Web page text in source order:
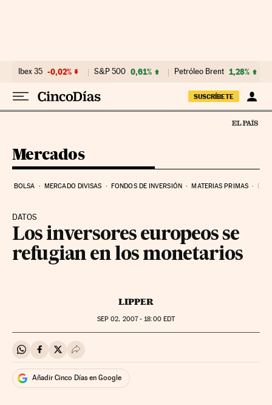
Ibex 35 -0,02% S&P 500 0,61% Petróleo Brent 1,28%
SUSCRÍBETE
Mercados
BOLSA MERCADO DIVISAS FONDOS DE INVERSIÓN MATERIAS PRIMAS
DATOS
Los inversores europeos se
refugian en los monetarios
LIPPER
SEP 02, 2007 - 18:00EDT
Compartir en Whatsapp
Compartir en Facebook
Compartir en Twitter
Desplegar Redes Sociales
Añadir Cinco Días en Google